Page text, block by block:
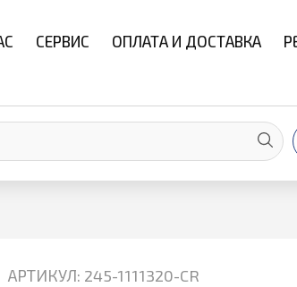
СЕРВИС ОПЛАТА И ДОСТАВКА
АРТИКУЛ: 245-1111320-CR